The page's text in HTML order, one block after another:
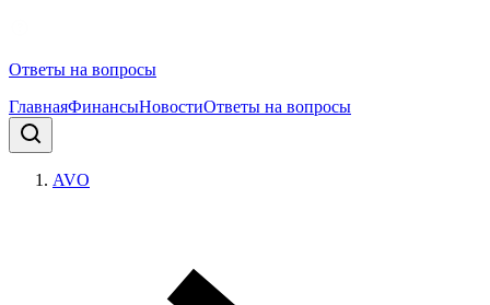
Ответы на вопросы
ГлавнаяФинансыНовостиОтветы на вопросы
AVO